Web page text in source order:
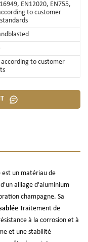
EN12020, EN755,
to customer
according to customer
est un matériau de
alliage d'aluminium
champagne. Sa
Traitement de
à la corrosion et à
et une stabilité